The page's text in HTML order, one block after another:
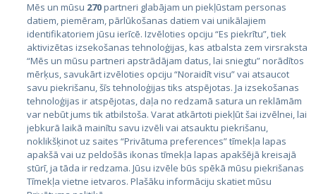
Страны
Эстония
Латвия
Литва
Mēs un mūsu 270partneri glabājam un piekļūstam personas
datiem, piemēram, pārlūkošanas datiem vai unikālajiem
identifikatoriem jūsu ierīcē. Izvēloties opciju “Es piekrītu”, tiek
aktivizētas izsekošanas tehnoloģijas, kas atbalsta zem virsraksta
“Mēs un mūsu partneri apstrādājam datus, lai sniegtu” norādītos
mērķus, savukārt izvēloties opciju “Noraidīt visu” vai atsaucot
savu piekrišanu, šīs tehnoloģijas tiks atspējotas. Ja izsekošanas
tehnoloģijas ir atspējotas, daļa no redzamā satura un reklāmām
var nebūt jums tik atbilstoša. Varat atkārtoti piekļūt šai izvēlnei, lai
jebkurā laikā mainītu savu izvēli vai atsauktu piekrišanu,
noklikšķinot uz saites “Privātuma preferences” tīmekļa lapas
apakšā vai uz peldošās ikonas tīmekļa lapas apakšējā kreisajā
stūrī, ja tāda ir redzama. Jūsu izvēle būs spēkā mūsu piekrišanas
Tīmekļa vietne ietvaros. Plašāku informāciju skatiet mūsu